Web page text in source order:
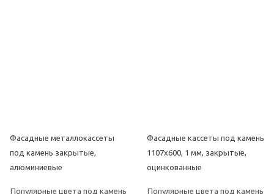
Фасадные металлокассеты
под камень закрытые,
алюминиевые
Популярные цвета под камень
Фасадные кассеты под камень
1107х600, 1 мм, закрытые,
оцинкованные
Популярные цвета под камень